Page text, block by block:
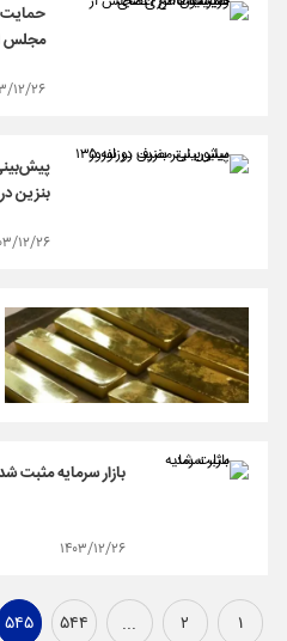
حمایت
مجلس
۱۴۰۳/
بنزین
۱۴۰۳/
بازار سرمایه مثبت
۱۴۰۳/۱۲/۲۶
۱ ۲ ... ۵۴۴ ۵۴۵